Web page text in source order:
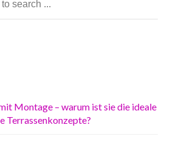
Montage – warum ist sie die ideale
Terrassenkonzepte?